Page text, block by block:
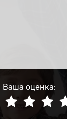
Ваша оценка: